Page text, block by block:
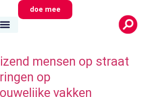
doe mee
mensen op straat
op
vakken